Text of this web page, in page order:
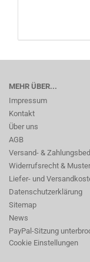
MEHR ÜBER...
Impressum
Kontakt
Über uns
AGB
Versand- &
Widerrufsrecht &
Liefer- und
Datenschutzerklärung
Sitemap
News
PayPal-Sitzung
Cookie Einstellungen